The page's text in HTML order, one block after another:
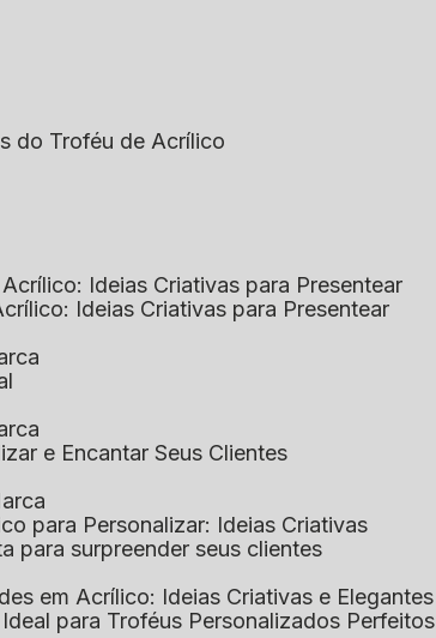
do Troféu de Acrílico
Acrílico: Ideias Criativas para Presentear
Ideias Criativas para Presentear
e Encantar Seus Clientes
para Personalizar: Ideias Criativas
para surpreender seus clientes
em Acrílico: Ideias Criativas e Elegantes
Ideal para Troféus Personalizados Perfeitos